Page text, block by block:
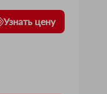
Узнать цену